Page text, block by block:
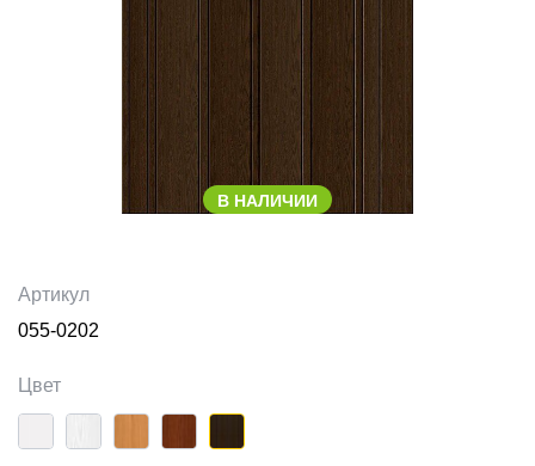
В НАЛИЧИИ
Артикул
055-0202
Цвет